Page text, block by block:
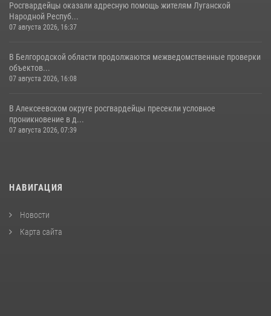
Росгвардейцы оказали адресную помощь жителям Луганской
Народной Респуб...
07 августа 2026, 16:37
В Белгородской области продолжаются межведомственные проверки
объектов...
07 августа 2026, 16:08
В Алексеевском округе росгвардейцы пресекли условное
проникновение в д...
07 августа 2026, 07:39
НАВИГАЦИЯ
Новости
Карта сайта